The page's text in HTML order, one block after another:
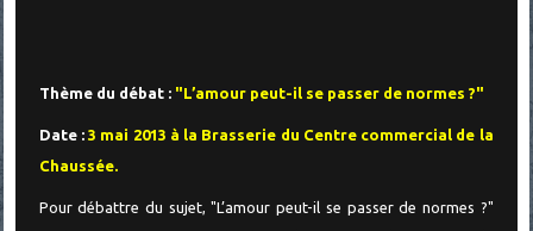
Thème du débat : "L’amour peut-il se passer de normes ?"
Date :3 mai 2013 à la Brasserie du Centre commercial de la
Chaussée.
Pour débattre du sujet, "L’amour peut-il se passer de normes ?"